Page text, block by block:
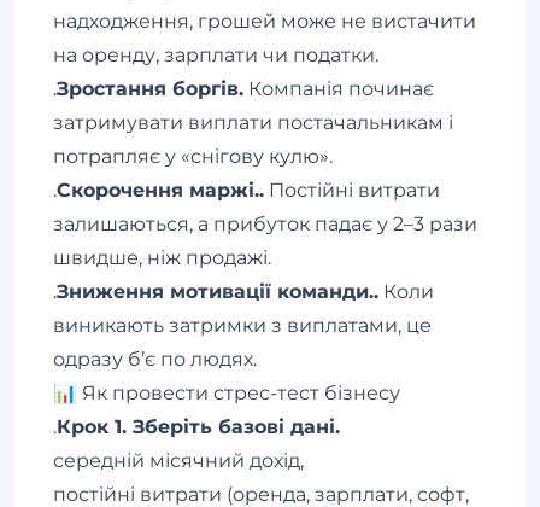
надходження, грошей може не вистачити
на оренду, зарплати чи податки.
.Зростання боргів. Компанія починає
затримувати виплати постачальникам і
потрапляє у «снігову кулю».
.Скорочення маржі.. Постійні витрати
залишаються, а прибуток падає у 2–3 рази
швидше, ніж продажі.
.Зниження мотивації команди.. Коли
виникають затримки з виплатами, це
одразу б’є по людях.
📊 Як провести стрес-тест бізнесу
.Крок 1. Зберіть базові дані.
середній місячний дохід,
постійні витрати (оренда, зарплати, софт,